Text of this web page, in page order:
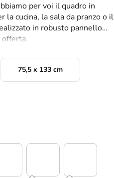
per voi il quadro in
la cucina, la sala da pranzo o il
in robusto pannello
offerta.
75,5 x 133 cm